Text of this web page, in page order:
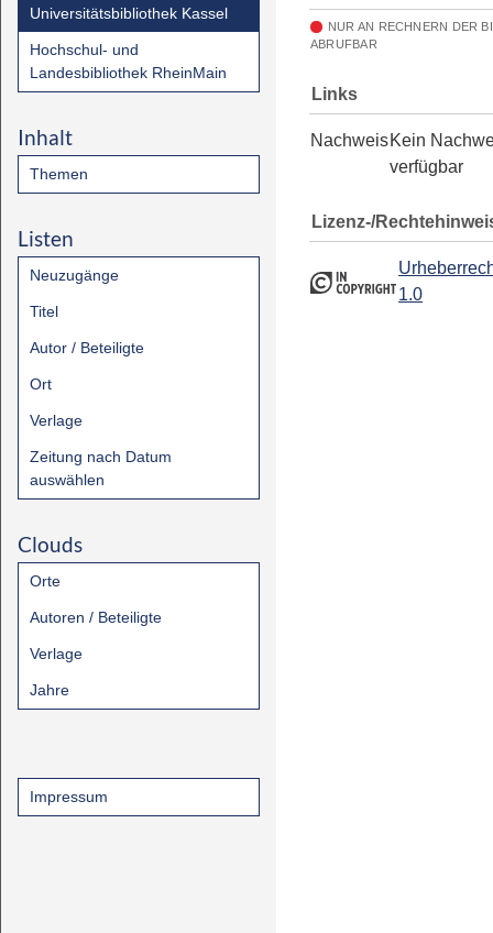
Universitätsbibliothek Kassel
Hochschul- und
Landesbibliothek RheinMain
Inhalt
Themen
Listen
Neuzugänge
Titel
Autor / Beteiligte
Ort
Verlage
Zeitung nach Datum
auswählen
Clouds
Orte
Autoren / Beteiligte
Verlage
Jahre
Impressum
NUR AN RECHNERN DER
ABRUFBAR
Links
NachweisKein
verfügbar
Lizenz-/
1.0